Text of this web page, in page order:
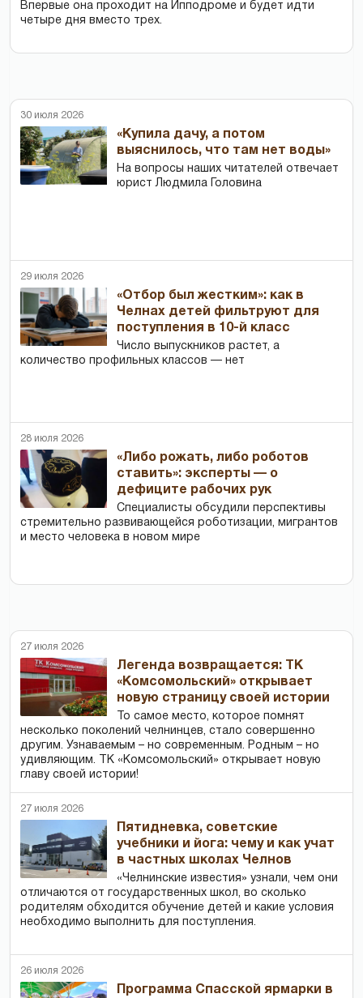
Впервые она проходит на Ипподроме и будет идти
четыре дня вместо трех.
30 июля 2026
«Купила дачу, а потом
выяснилось, что там нет воды»
На вопросы наших читателей отвечает
юрист Людмила Головина
29 июля 2026
«Отбор был жестким»: как в
Челнах детей фильтруют для
поступления в 10-й класс
Число выпускников растет, а
количество профильных классов — нет
28 июля 2026
«Либо рожать, либо роботов
ставить»: эксперты — о
дефиците рабочих рук
Специалисты обсудили перспективы
стремительно развивающейся роботизации, мигрантов
и место человека в новом мире
27 июля 2026
Легенда возвращается: ТК
«Комсомольский» открывает
новую страницу своей истории
То самое место, которое помнят
несколько поколений челнинцев, стало совершенно
другим. Узнаваемым – но современным. Родным – но
удивляющим. ТК «Комсомольский» открывает новую
главу своей истории!
27 июля 2026
Пятидневка, советские
учебники и йога: чему и как учат
в частных школах Челнов
«Челнинские известия» узнали, чем они
отличаются от государственных школ, во сколько
родителям обходится обучение детей и какие условия
необходимо выполнить для поступления.
26 июля 2026
Программа Спасской ярмарки в